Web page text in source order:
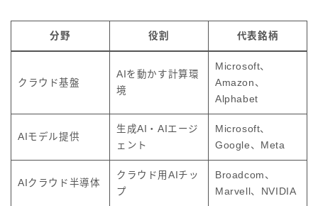
分野 役割 代表銘柄
クラウド基盤
AIを動かす計算環
境
Microsoft、
Amazon、
Alphabet
AIモデル提供
生成AI・AIエージ
ェント
Microsoft、
Google、Meta
AIクラウド半導体
クラウド用AIチッ
プ
Broadcom、
Marvell、NVIDIA